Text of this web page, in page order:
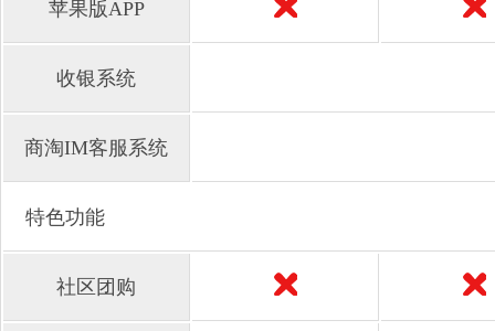
苹果版APP
收银系统
商淘IM客服系统
特色功能
社区团购